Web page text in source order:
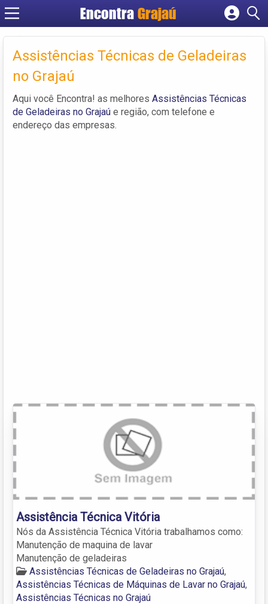
Encontra Grajaú
Cadastrar empresa
Criar conta
Assistências Técnicas de Geladeiras
no Grajaú
Aqui você Encontra! as melhores Assistências Técnicas
de Geladeiras no Grajaú e região, com telefone e
endereço das empresas.
Assistência Técnica Vitória
Nós da Assistência Técnica Vitória trabalhamos como:
Manutenção de maquina de lavar
Manutenção de geladeiras
Assistências Técnicas de Geladeiras no Grajaú,
Assistências Técnicas de Máquinas de Lavar no Grajaú,
Assistências Técnicas no Grajaú